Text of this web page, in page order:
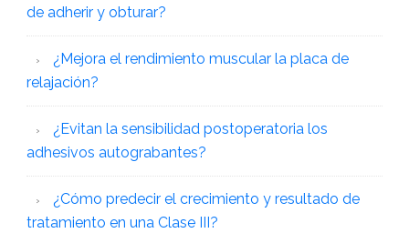
de adherir y obturar?
¿Mejora el rendimiento muscular la placa de
relajación?
¿Evitan la sensibilidad postoperatoria los
adhesivos autograbantes?
¿Cómo predecir el crecimiento y resultado de
tratamiento en una Clase III?